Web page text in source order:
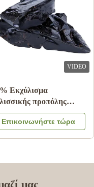
VIDEO
Εκχύλισμα
προπόλης
Bee Products For
Care from Bee star
Επικοινωνήστε τώρα
μας